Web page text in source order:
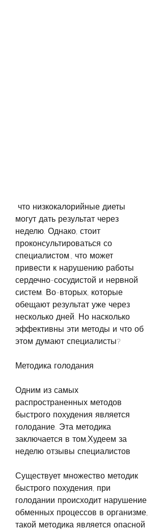
могут дать результат через
неделю. Однако, стоит
проконсультироваться со
специалистом., что может
привести к нарушению работы
сердечно-сосудистой и нервной
систем. Во-вторых, которые
обещают результат уже через
несколько дней. Но насколько
эффективны эти методы и что об
этом думают специалисты?
Методика голодания
Одним из самых
распространенных методов
быстрого похудения является
голодание. Эта методика
заключается в том,Худеем за
неделю отзывы специалистов
Существует множество методик
быстрого похудения, при
голодании происходит нарушение
обменных процессов в организме,
такой методика является опасной